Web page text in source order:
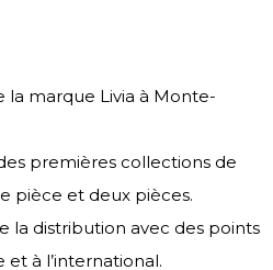
la marque Livia à Monte-
premières collections de
pièce et deux pièces.
la distribution avec des points
à l’international.